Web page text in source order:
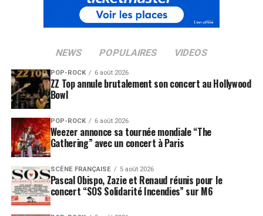
NEWS POPULAIRES VIDEOS
POP-ROCK 6 août 2026
ZZ Top annule brutalement son concert au Hollywood
Bowl
POP-ROCK 6 août 2026
Weezer annonce sa tournée mondiale “The
Gathering” avec un concert à Paris
SCÈNE FRANÇAISE 5 août 2026
Pascal Obispo, Zazie et Renaud réunis pour le
concert “SOS Solidarité Incendies” sur M6